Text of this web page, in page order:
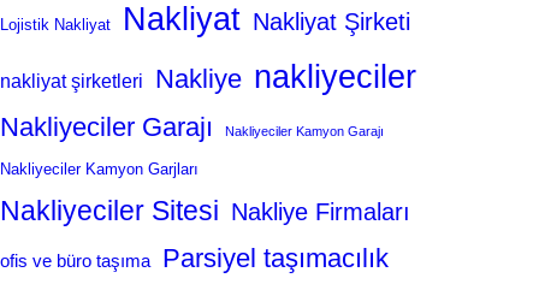
Lojistik Nakliyat Nakliyat Nakliyat Şirketi
nakliyat şirketleri Nakliye nakliyeciler
Nakliyeciler Garajı Nakliyeciler Kamyon Garajı
Nakliyeciler Kamyon Garjları
Nakliyeciler Sitesi Nakliye Firmaları
ofis ve büro taşıma Parsiyel taşımacılık